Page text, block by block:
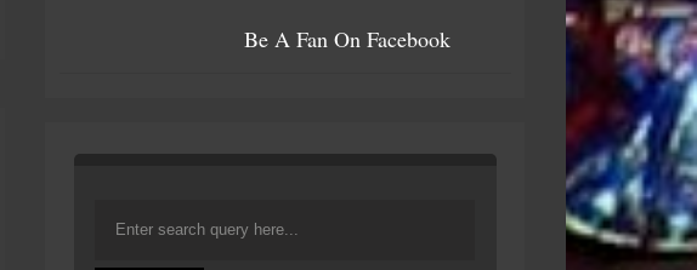
Be A Fan On Facebook